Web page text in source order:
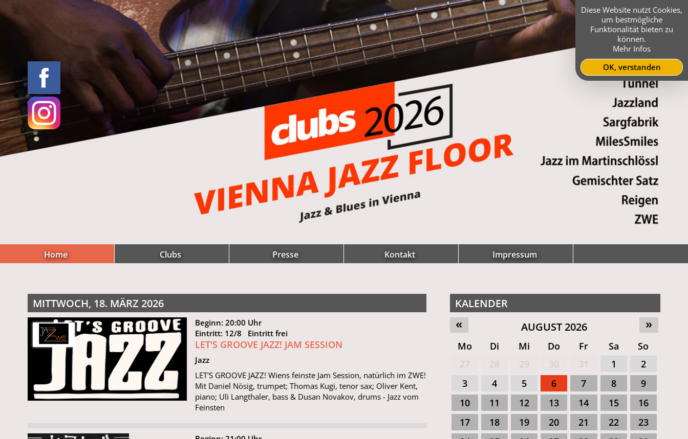
Home Clubs Presse Kontakt Impressum
MITTWOCH, 18. MÄRZ 2026
Beginn: 20:00 Uhr
Eintritt: 12/8 Eintritt frei
LET'S GROOVE JAZZ! JAM SESSION
Jazz
LET'S GROOVE JAZZ! Wiens feinste Jam Session, natürlich im ZWE!
Mit Daniel Nösig, trumpet; Thomas Kugi, tenor sax; Oliver Kent,
piano; Uli Langthaler, bass & Dusan Novakov, drums - Jazz vom
Feinsten
KALENDER
»
« AUGUST 2026
Mo Di Mi Do Fr Sa
So
1
2
3
4 5 6 7 8
9
10
11 12 13 14 15
16
17
18 19 20 21 22
23
Diese Website nutzt Cookies,
um bestmögliche
Funktionalität bieten zu
können.
Mehr Infos
OK, verstanden